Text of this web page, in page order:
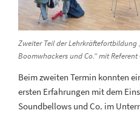
Zweiter Teil der Lehrkräftefortbildung
Boomwhackers und Co.“ mit
Beim zweiten Termin konnten
ersten Erfahrungen mit dem
Soundbellows und Co. im